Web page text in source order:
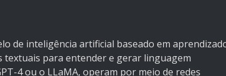
de inteligência artificial baseado em
textuais para entender e gerar linguagem
4 ou o LLaMA, operam por meio de redes